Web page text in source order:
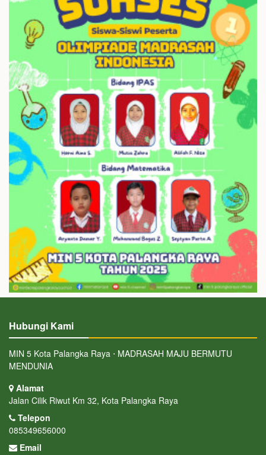
Hubungi Kami
MIN 5 Kota Palangka Raya ⋅ MADRASAH MAJU BERMUTU
MENDUNIA
Alamat
Jalan Cilik Riwut Km 32, Kota Palangka Raya
Telepon
085349656000
Email